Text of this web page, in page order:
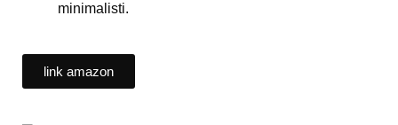
minimalisti.
link amazon